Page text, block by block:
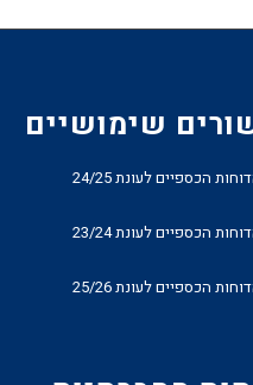
שימושיים
הכספיים לעונת 24/25
הכספיים לעונת 23/24
הכספיים לעונת 25/26